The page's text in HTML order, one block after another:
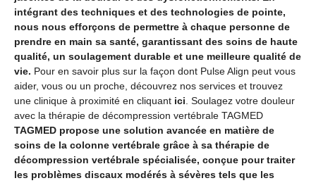
intégrant des techniques et des technologies de pointe,
nous nous efforçons de permettre à chaque personne de
prendre en main sa santé, garantissant des soins de haute
qualité, un soulagement durable et une meilleure qualité de
vie. Pour en savoir plus sur la façon dont Pulse Align peut vous
aider, vous ou un proche, découvrez nos services et trouvez
une clinique à proximité en cliquant ici . Soulagez votre douleur
avec la thérapie de décompression vertébrale TAGMED
TAGMED propose une solution avancée en matière de
soins de la colonne vertébrale grâce à sa thérapie de
décompression vertébrale spécialisée, conçue pour traiter
les problèmes discaux modérés à sévères tels que les